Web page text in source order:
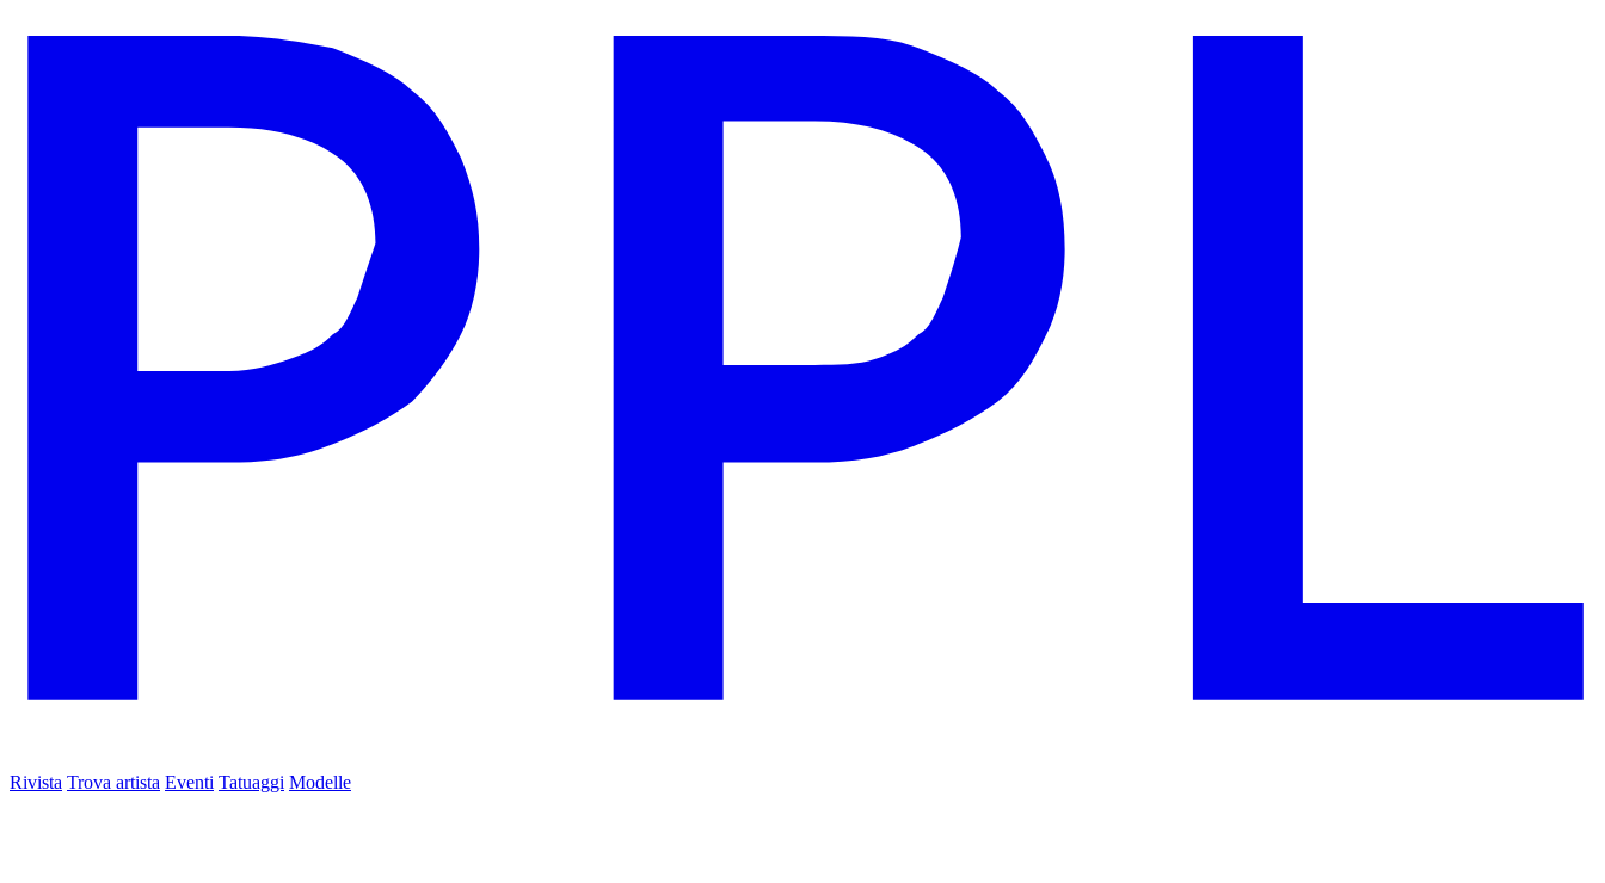
Rivista Trova artista Eventi Tatuaggi Modelle